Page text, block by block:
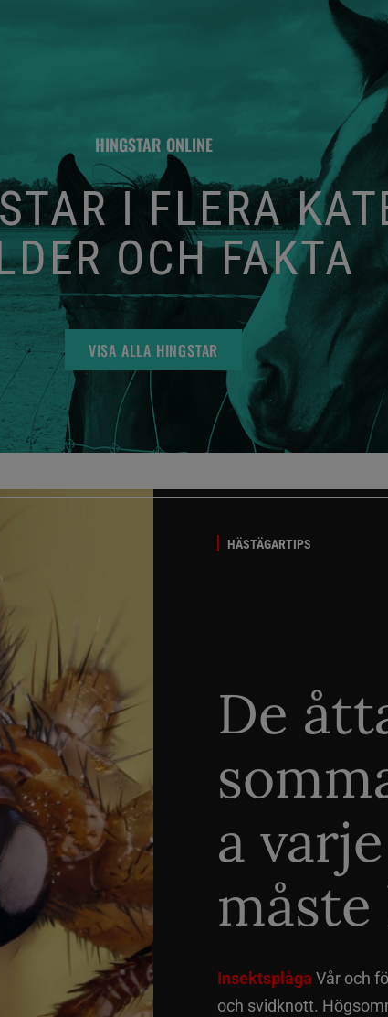
HINGSTAR ONLINE
I FLERA
OCH FAKTA
VISA ALLA HINGSTAR
HÄSTÄGARTIPS
De
a
Insektsplåga Vår och
och svidknott.